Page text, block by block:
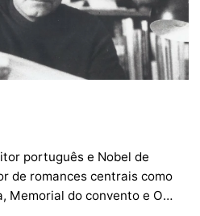
português e Nobel de
de romances centrais como
Memorial do convento e O